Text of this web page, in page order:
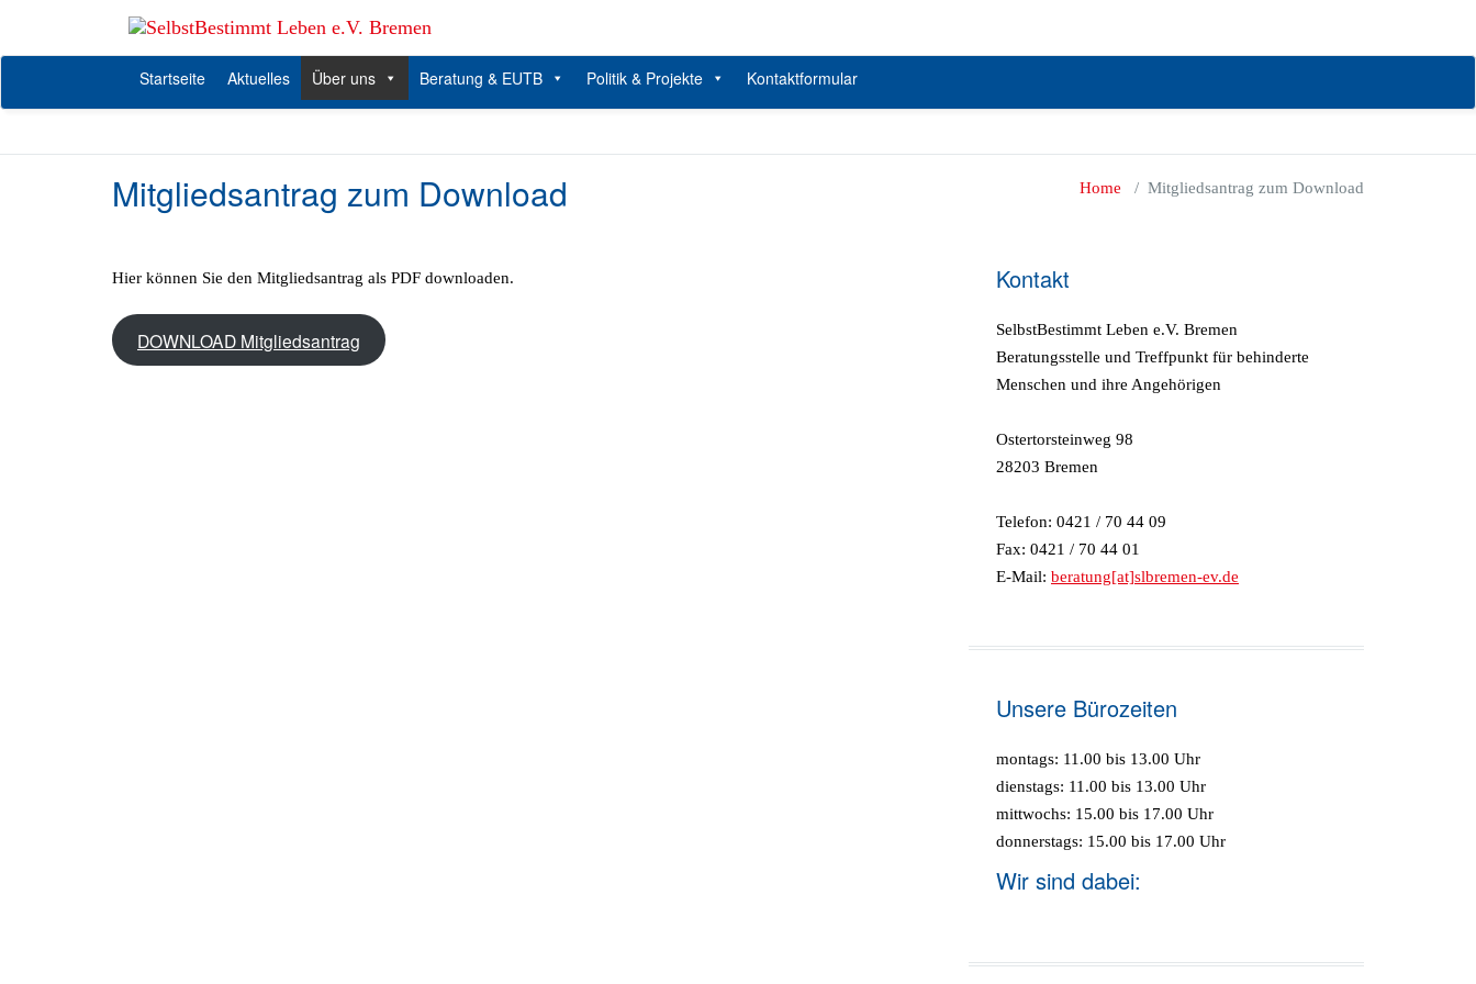
springen
SelbstBestimmt Leben e.V. Bremen
Startseite Aktuelles Über uns Beratung & EUTB Politik & Projekte Kontaktformular
Mitgliedsantrag zum Download Home / Mitgliedsantrag zum Download
Hier können Sie den Mitgliedsantrag als PDF downloaden.
DOWNLOAD Mitgliedsantrag
Kontakt
SelbstBestimmt Leben e.V. Bremen
Beratungsstelle und Treffpunkt für behinderte
Menschen und ihre Angehörigen
Ostertorsteinweg 98
28203 Bremen
Telefon: 0421 / 70 44 09
Fax: 0421 / 70 44 01
E-Mail: beratung[at]slbremen-ev.de
Unsere Bürozeiten
montags: 11.00 bis 13.00 Uhr
dienstags: 11.00 bis 13.00 Uhr
mittwochs: 15.00 bis 17.00 Uhr
donnerstags: 15.00 bis 17.00 Uhr
Wir sind dabei: